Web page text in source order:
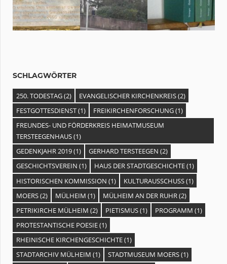
SCHLAGWÖRTER
250. TODESTAG(2) EVANGELISCHER KIRCHENKREIS(2)
FESTGOTTESDIENST(1) FREIKIRCHENFORSCHUNG(1)
FREUNDES- UND FÖRDERKREIS HEIMATMUSEUM
TERSTEEGENHAUS(1)
GEDENKJAHR 2019(1) GERHARD TERSTEEGEN (2)
GESCHICHTSVEREIN (1) HAUS DER STADTGESCHICHTE(1)
HISTORISCHEN KOMMISSION (1) KULTURAUSSCHUSS(1)
MOERS(2) MÜLHEIM (1) MÜLHEIM AN DER RUHR(2)
PETRIKIRCHE MÜLHEIM (2) PIETISMUS(1) PROGRAMM (1)
PROTESTANTISCHE POESIE(1)
RHEINISCHE KIRCHENGESCHICHTE(1)
STADTARCHIV MÜLHEIM (1) STADTMUSEUM MOERS(1)